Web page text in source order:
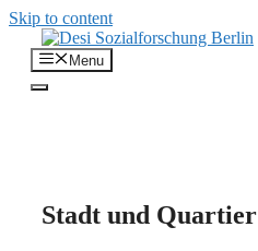
Skip to content
Menu
Stadt und Quartier